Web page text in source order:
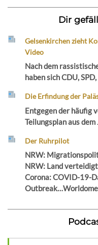
Dir
Gelsenkirchen zieht
Video
Nach dem
haben sich CDU,
Die Erfindung der
Entgegen der häufig
Teilungsplan aus
Der Ruhrpilot
NRW:
NRW: Land
Corona: COVID-19-